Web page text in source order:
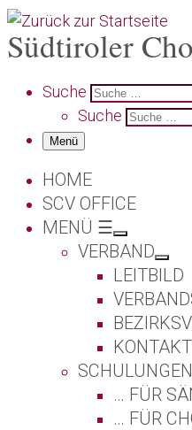
Südtiroler
Search
Suche
Suche
Menü
HOME
SCV OFFICE
MENÜ ☰
VERBAND
LEITBILD
KONTAKT
SCHULUNGEN
… FÜR
… FÜR